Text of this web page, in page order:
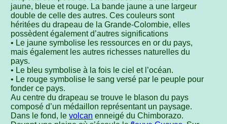
jaune, bleue et rouge. La bande jaune a une largeur
double de celle des autres. Ces couleurs sont
héritées du drapeau de la Grande-Colombie, elles
possèdent également d’autres significations
• Le jaune symbolise les ressources en or du pays,
mais également les autres richesses naturelles du
pays.
• Le bleu symbolise à la fois le ciel et l’océan.
• Le rouge symbolise le sang versé par le peuple pour
fonder ce pays.
Au centre du drapeau se trouve le blason du pays
composé d’un médaillon représentant un paysage.
Dans le fond, levolcan enneigé du Chimborazo.